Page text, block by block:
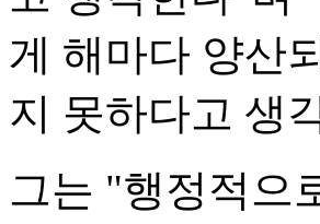
게 해마다 양산
지 못하다고 생
그는 "행정적으